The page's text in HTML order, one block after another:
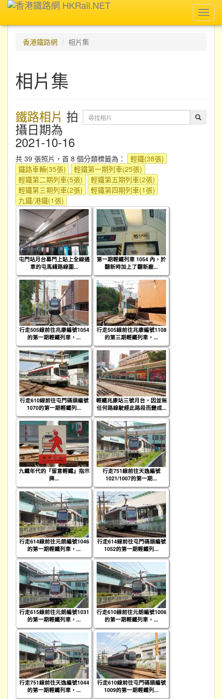
香港鐵路網
相片集
相片集
鐵路相片 拍
攝日期為
2021-10-16
共 39 張照片，首 8 個分類標籤為：
輕鐵(38張)
鐵路車輛(35張)
輕鐵第一期列車(25張)
輕鐵第二期列車(5張)
輕鐵第五期列車(2張)
輕鐵第三期列車(2張)
輕鐵第四期列車(1張)
九鐵/港鐵(1張)
屯門站月台幕門上貼上全線通
車的屯馬綫路線圖...
第一期輕鐵列車 1054 內，於
翻新時加上了翻新廠...
行走505線前往兆康編號1054
的第一期輕鐵列車，...
行走505線前往兆康編號1108
的第三期輕鐵列車，...
行走610線前往屯門碼頭編號
1070的第一期輕鐵列...
輕鐵兆康站三號月台，因並無
任何路線駛經此路段而變成...
九鐵年代的『留意輕鐵』指示
牌...
行走751線前往天逸編號
1021/1007的第一期...
行走614線前往元朗編號1046
的第一期輕鐵列車，...
行走614線前往屯門碼頭編號
1052的第一期輕鐵列...
行走615線前往元朗編號1031
的第一期輕鐵列車，...
行走610線前往元朗編號1006
的第一期輕鐵列車，...
行走751線前往天逸編號1044
的第一期輕鐵列車，...
行走610線前往屯門碼頭編號
1009的第一期輕鐵列...